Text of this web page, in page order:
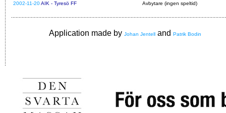
2002-11-20AIK - Tyresö FF Avbytare (ingen speltid)
Application made by Johan Jentell and Patrik Bodin